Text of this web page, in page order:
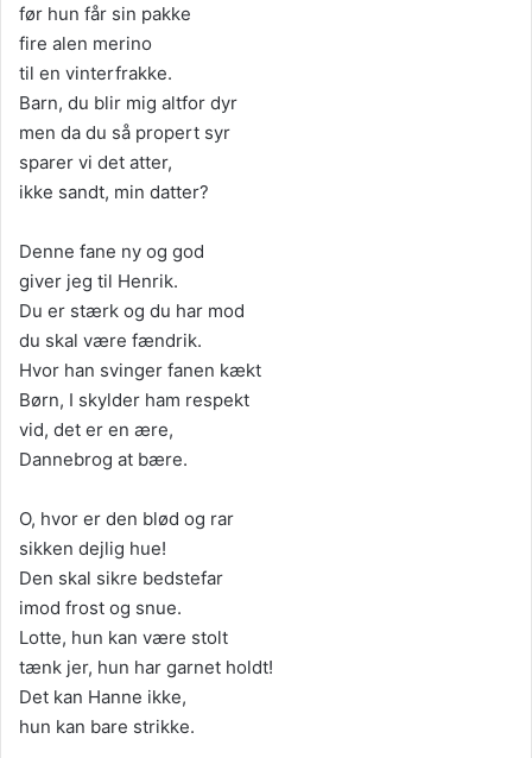
før hun får sin pakke
fire alen merino
til en vinterfrakke.
Barn, du blir mig altfor dyr
men da du så propert syr
sparer vi det atter,
ikke sandt, min datter?
Denne fane ny og god
giver jeg til Henrik.
Du er stærk og du har mod
du skal være fændrik.
Hvor han svinger fanen kækt
Børn, I skylder ham respekt
vid, det er en ære,
Dannebrog at bære.
O, hvor er den blød og rar
sikken dejlig hue!
Den skal sikre bedstefar
imod frost og snue.
Lotte, hun kan være stolt
tænk jer, hun har garnet holdt!
Det kan Hanne ikke,
hun kan bare strikke.